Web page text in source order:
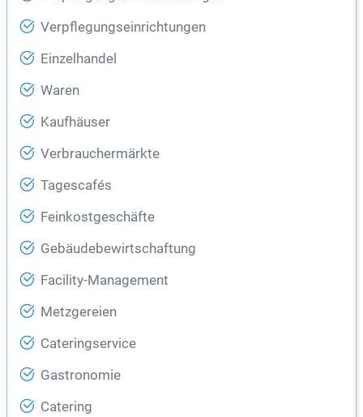
Verpflegungseinrichtungen
Einzelhandel
Waren
Kaufhäuser
Verbrauchermärkte
Tagescafés
Feinkostgeschäfte
Gebäudebewirtschaftung
Facility-Management
Metzgereien
Cateringservice
Gastronomie
Catering